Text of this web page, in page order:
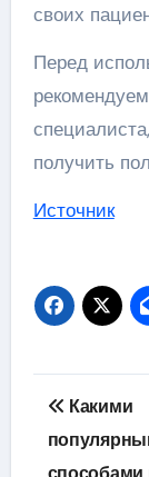
своих
Перед
получить
Источник
по
Какими